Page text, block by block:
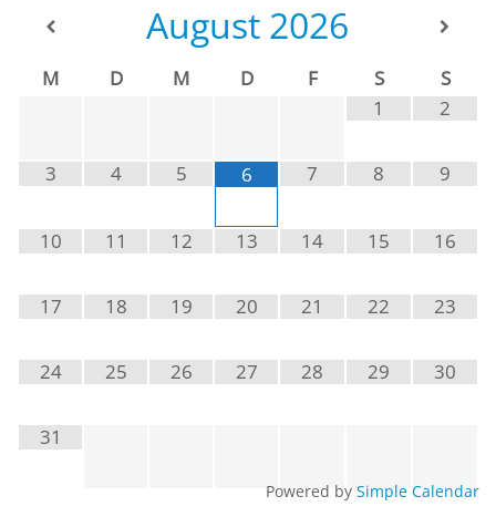
August 2026
M D M D F S
S
1
2
3 4 5 6 7 8 9
10 11 12 13 14 15 16
17 18 19 20 21 22 23
24 25 26 27 28 29 30
31
Powered by Simple Calendar